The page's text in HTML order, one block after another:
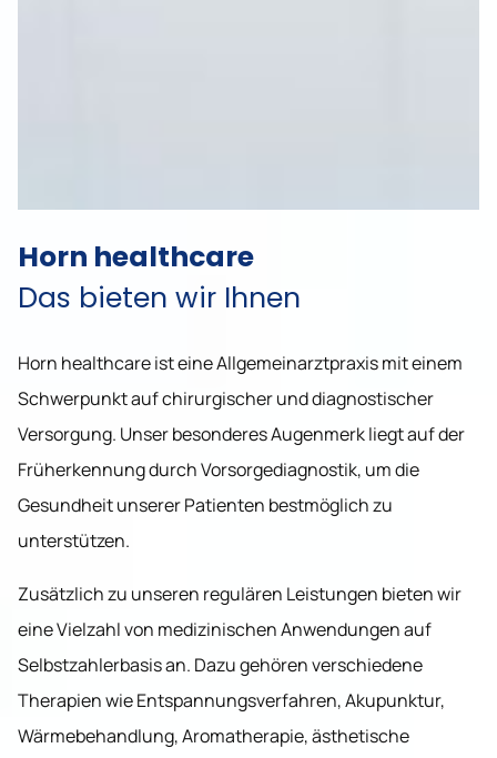
Horn healthcare
Das bieten wir Ihnen
Horn healthcare ist eine Allgemeinarztpraxis mit einem
Schwerpunkt auf chirurgischer und diagnostischer
Versorgung. Unser besonderes Augenmerk liegt auf der
Früherkennung durch Vorsorgediagnostik, um die
Gesundheit unserer Patienten bestmöglich zu
unterstützen.
Zusätzlich zu unseren regulären Leistungen bieten wir
eine Vielzahl von medizinischen Anwendungen auf
Selbstzahlerbasis an. Dazu gehören verschiedene
Therapien wie Entspannungsverfahren, Akupunktur,
Wärmebehandlung, Aromatherapie, ästhetische